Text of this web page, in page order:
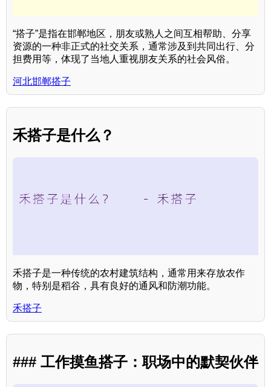
“搭子”是指在邯郸地区，朋友或熟人之间互相帮助、分享
资源的一种非正式的社交关系，通常涉及到共同出行、分
担费用等，体现了当地人重视朋友关系的社会风俗。
河北邯郸搭子
禾搭子是什么？
禾搭子是一种传统的农村建筑结构，通常用来存放农作
物，特别是稻谷，具有良好的通风和防潮功能。
禾搭子
### 工作摸鱼搭子：职场中的默契伙伴